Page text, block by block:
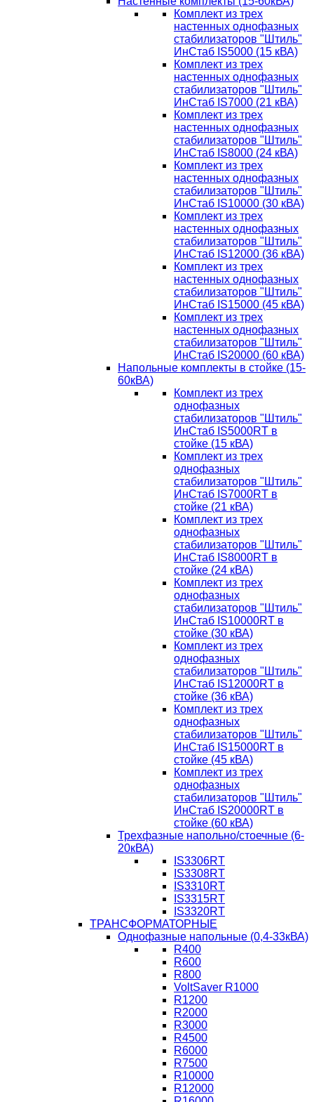
Комплект из трех
настенных однофазных
стабилизаторов "Штиль"
ИнСтаб IS5000 (15 кВА)
Комплект из трех
настенных однофазных
стабилизаторов "Штиль"
ИнСтаб IS7000 (21 кВА)
Комплект из трех
настенных однофазных
стабилизаторов "Штиль"
ИнСтаб IS8000 (24 кВА)
Комплект из трех
настенных однофазных
стабилизаторов "Штиль"
ИнСтаб IS10000 (30 кВА)
Комплект из трех
настенных однофазных
стабилизаторов "Штиль"
ИнСтаб IS12000 (36 кВА)
Комплект из трех
настенных однофазных
стабилизаторов "Штиль"
ИнСтаб IS15000 (45 кВА)
Комплект из трех
настенных однофазных
стабилизаторов "Штиль"
ИнСтаб IS20000 (60 кВА)
Напольные комплекты в стойке (15-
60кВА)
Комплект из трех
однофазных
стабилизаторов "Штиль"
ИнСтаб IS5000RT в
стойке (15 кВА)
Комплект из трех
однофазных
стабилизаторов "Штиль"
ИнСтаб IS7000RT в
стойке (21 кВА)
Комплект из трех
однофазных
стабилизаторов "Штиль"
ИнСтаб IS8000RT в
стойке (24 кВА)
Комплект из трех
однофазных
стабилизаторов "Штиль"
ИнСтаб IS10000RT в
стойке (30 кВА)
Комплект из трех
однофазных
стабилизаторов "Штиль"
ИнСтаб IS12000RT в
стойке (36 кВА)
Комплект из трех
однофазных
стабилизаторов "Штиль"
ИнСтаб IS15000RT в
стойке (45 кВА)
Комплект из трех
однофазных
стабилизаторов "Штиль"
ИнСтаб IS20000RT в
стойке (60 кВА)
Трехфазные напольно/стоечные (6-
20кВА)
IS3306RT
IS3308RT
IS3310RT
IS3315RT
IS3320RT
ТРАНСФОРМАТОРНЫЕ
Однофазные напольные (0,4-33кВА)
R400
R600
R800
VoltSaver R1000
R1200
R2000
R3000
R4500
R6000
R7500
R10000
R12000